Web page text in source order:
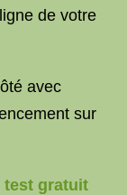
de votre
avec
sur
test gratuit